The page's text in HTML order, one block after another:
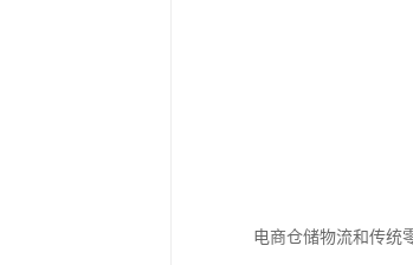
电商仓储物流和传统